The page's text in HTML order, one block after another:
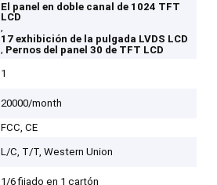
El panel en doble canal de 1024 TFT
LCD
,
17 exhibición de la pulgada LVDS LCD
, Pernos del panel 30 de TFT LCD
1
20000/month
FCC, CE
L/C, T/T, Western Union
1/6 fijado en 1 cartón